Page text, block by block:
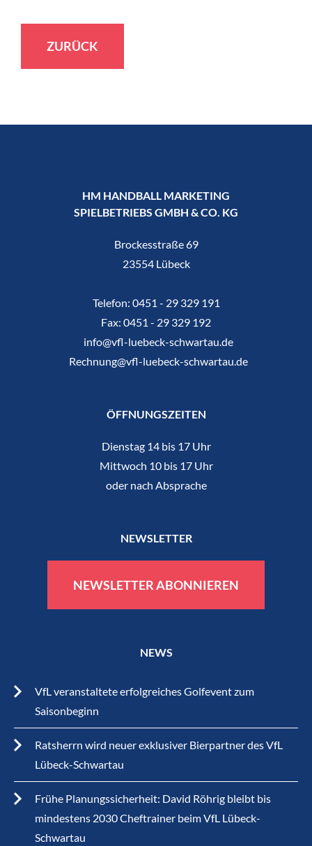
ZURÜCK
HM HANDBALL MARKETING
SPIELBETRIEBS GMBH & CO. KG
Brockesstraße 69
23554 Lübeck
Telefon: 0451 - 29 329 191
Fax: 0451 - 29 329 192
info@vfl-luebeck-schwartau.de
Rechnung@vfl-luebeck-schwartau.de
ÖFFNUNGSZEITEN
Dienstag 14 bis 17 Uhr
Mittwoch 10 bis 17 Uhr
oder nach Absprache
NEWSLETTER
NEWSLETTER ABONNIEREN
NEWS
VfL veranstaltete erfolgreiches Golfevent zum
Saisonbeginn
Ratsherrn wird neuer exklusiver Bierpartner des VfL
Lübeck-Schwartau
Frühe Planungssicherheit: David Röhrig bleibt bis
mindestens 2030 Cheftrainer beim VfL Lübeck-
Schwartau